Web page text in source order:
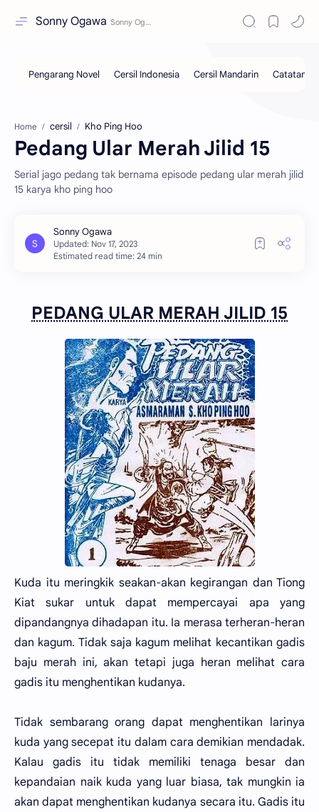
Sonny Ogawa
Home cersil Kho Ping Hoo
Pedang Ular Merah Jilid 15
Serial jago pedang tak bernama episode pedang ular merah jilid
15 karya kho ping hoo
Estimated read time: 24 min
PEDANG ULAR MERAH JILID 15
Kuda itu meringkik seakan-akan kegirangan dan Tiong
Kiat sukar untuk dapat mempercayai apa yang
dipandangnya dihadapan itu. Ia merasa terheran-heran
dan kagum. Tidak saja kagum melihat kecantikan gadis
baju merah ini, akan tetapi juga heran melihat cara
gadis itu menghentikan kudanya.
Tidak sembarang orang dapat menghentikan larinya
kuda yang secepat itu dalam cara demikian mendadak.
Kalau gadis itu tidak memiliki tenaga besar dan
kepandaian naik kuda yang luar biasa, tak mungkin ia
akan dapat menghentikan kudanya secara itu. Gadis itu